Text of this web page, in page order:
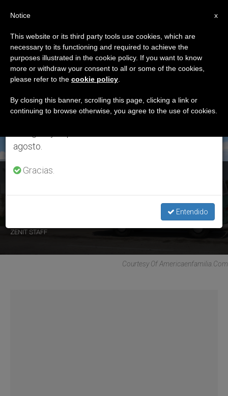
ETIQUETA
Posts Tagged ‘kombi’
ÚLTIMAS NOTICIAS
Una familia argentina cruza América en furgoneta para ver al
ZENIT STAFF
Courtesy Of Americaenfamilia.com
×
Aviso importante
Del 27 de julio al 7 de agosto haremos la pausa
anual, aprovechando que en el periodo de verano
se generan menos informaciones y también el
agosto.
Gracias.
Entendido
x
Notice
This website or its third party tools use cookies, which are
necessary to its functioning and required to achieve the
purposes illustrated in the cookie policy. If you want to know
more or withdraw your consent to all or some of the cookies,
please refer to the cookie policy
By closing this banner, scrolling this page, clicking a link or
continuing to browse otherwise, you agree to the use of cookies.